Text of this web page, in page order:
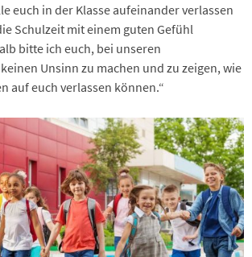
euch in der Klasse aufeinander verlassen
Schulzeit mit einem guten Gefühl
bitte ich euch, bei unseren
Unsinn zu machen und zu zeigen, wie
auf euch verlassen können.“